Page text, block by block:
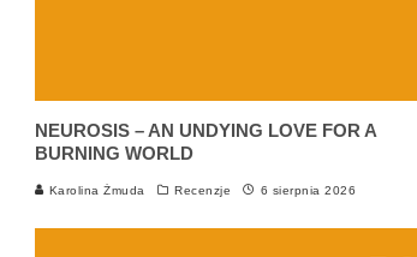
NEUROSIS – AN UNDYING LOVE FOR A
BURNING WORLD
Karolina Żmuda Recenzje 6 sierpnia 2026